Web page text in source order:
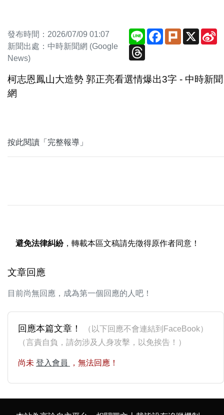
發布時間：2026/07/09 01:07
新聞出處：中時新聞網 (Google
News)
Line Facebook
PlurkX
Threads
柯志恩鳳山大造勢 郭正亮看選情爆出3字 - 中時新聞
網
按此閱讀「完整報導」
避免法律糾紛，轉載本區文稿請先徵得原作者同意！
文章回應
目前尚無回應，成為第一個回應的人吧！
回應本篇文章！
（以下回應不會連結到FaceBook）
（言責自負，請勿涉及人身攻擊，以免挨告！）
尚未 登入會員 ，無法回應！